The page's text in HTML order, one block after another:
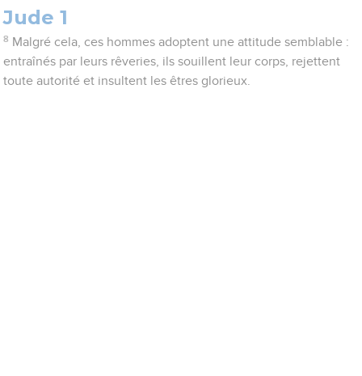
Jude 1
8 Malgré cela, ces hommes adoptent une attitude semblable :
entraînés par leurs rêveries, ils souillent leur corps, rejettent
toute autorité et insultent les êtres glorieux.